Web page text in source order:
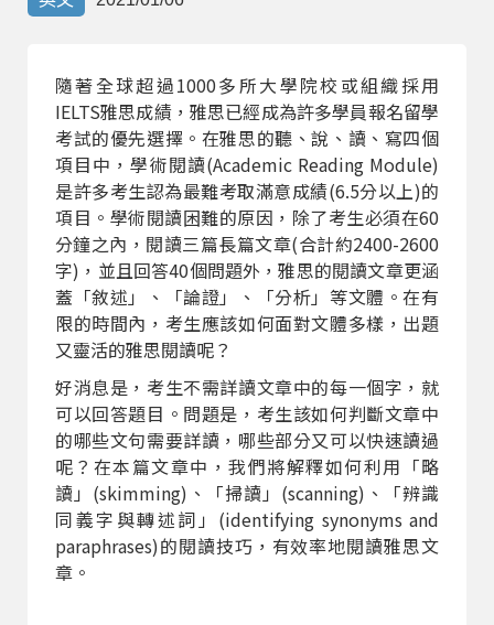
部落格 粉絲團 影音頻道
隨著全球超過1000多所大學院校或組織採用
IELTS雅思成績，雅思已經成為許多學員報名留學
考試的優先選擇。在雅思的聽、說、讀、寫四個
項目中，學術閱讀(Academic Reading Module)
是許多考生認為最難考取滿意成績(6.5分以上)的
項目。學術閱讀困難的原因，除了考生必須在60
分鐘之內，閱讀三篇長篇文章(合計約2400-2600
字)，並且回答40個問題外，雅思的閱讀文章更涵
蓋「敘述」、「論證」、「分析」等文體。在有
限的時間內，考生應該如何面對文體多樣，出題
又靈活的雅思閱讀呢？
好消息是，考生不需詳讀文章中的每一個字，就
可以回答題目。問題是，考生該如何判斷文章中
的哪些文句需要詳讀，哪些部分又可以快速讀過
呢？在本篇文章中，我們將解釋如何利用「略
讀」(skimming)、「掃讀」(scanning)、「辨識
同義字與轉述詞」(identifying synonyms and
paraphrases)的閱讀技巧，有效率地閱讀雅思文
章。